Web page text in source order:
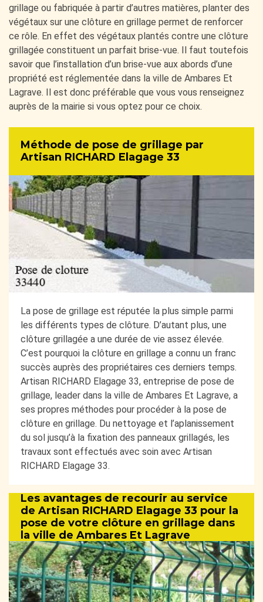
grillage ou fabriquée à partir d’autres matières, planter des
végétaux sur une clôture en grillage permet de renforcer
ce rôle. En effet des végétaux plantés contre une clôture
grillagée constituent un parfait brise-vue. Il faut toutefois
savoir que l’installation d’un brise-vue aux abords d’une
propriété est réglementée dans la ville de Ambares Et
Lagrave. Il est donc préférable que vous vous renseignez
auprès de la mairie si vous optez pour ce choix.
Méthode de pose de grillage par
Artisan RICHARD Elagage 33
La pose de grillage est réputée la plus simple parmi
les différents types de clôture. D’autant plus, une
clôture grillagée a une durée de vie assez élevée.
C’est pourquoi la clôture en grillage a connu un franc
succès auprès des propriétaires ces derniers temps.
Artisan RICHARD Elagage 33, entreprise de pose de
grillage, leader dans la ville de Ambares Et Lagrave, a
ses propres méthodes pour procéder à la pose de
clôture en grillage. Du nettoyage et l’aplanissement
du sol jusqu’à la fixation des panneaux grillagés, les
travaux sont effectués avec soin avec Artisan
RICHARD Elagage 33.
Les avantages de recourir au service
de Artisan RICHARD Elagage 33 pour la
pose de votre clôture en grillage dans
la ville de Ambares Et Lagrave